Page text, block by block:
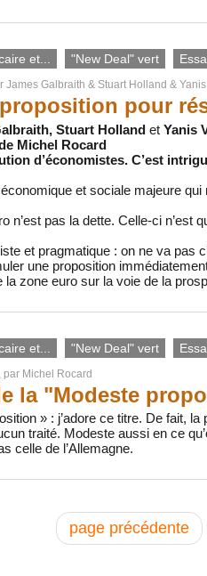
et... "New Deal" vert
James Galbraith & Stuart Holland &
pour
Stuart Hollandet Yanis
Michel Rocard
d’économistes. C’est
et sociale majeure
n’est pas la dette. Celle-ci n’est
et pragmatique : on ne va
une proposition
zone euro sur la voie de la
et... "New Deal" vert
, par Michel Rocard
la "Modeste
» : j’adore ce titre. De fait,
traité. Modeste aussi en ce
celle de l’Allemagne.
page précédente